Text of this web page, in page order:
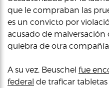
que le compraban las
es un convicto por
acusado de
quiebra de otra
A su vez, Beuschel fue
federal de traficar tabletas